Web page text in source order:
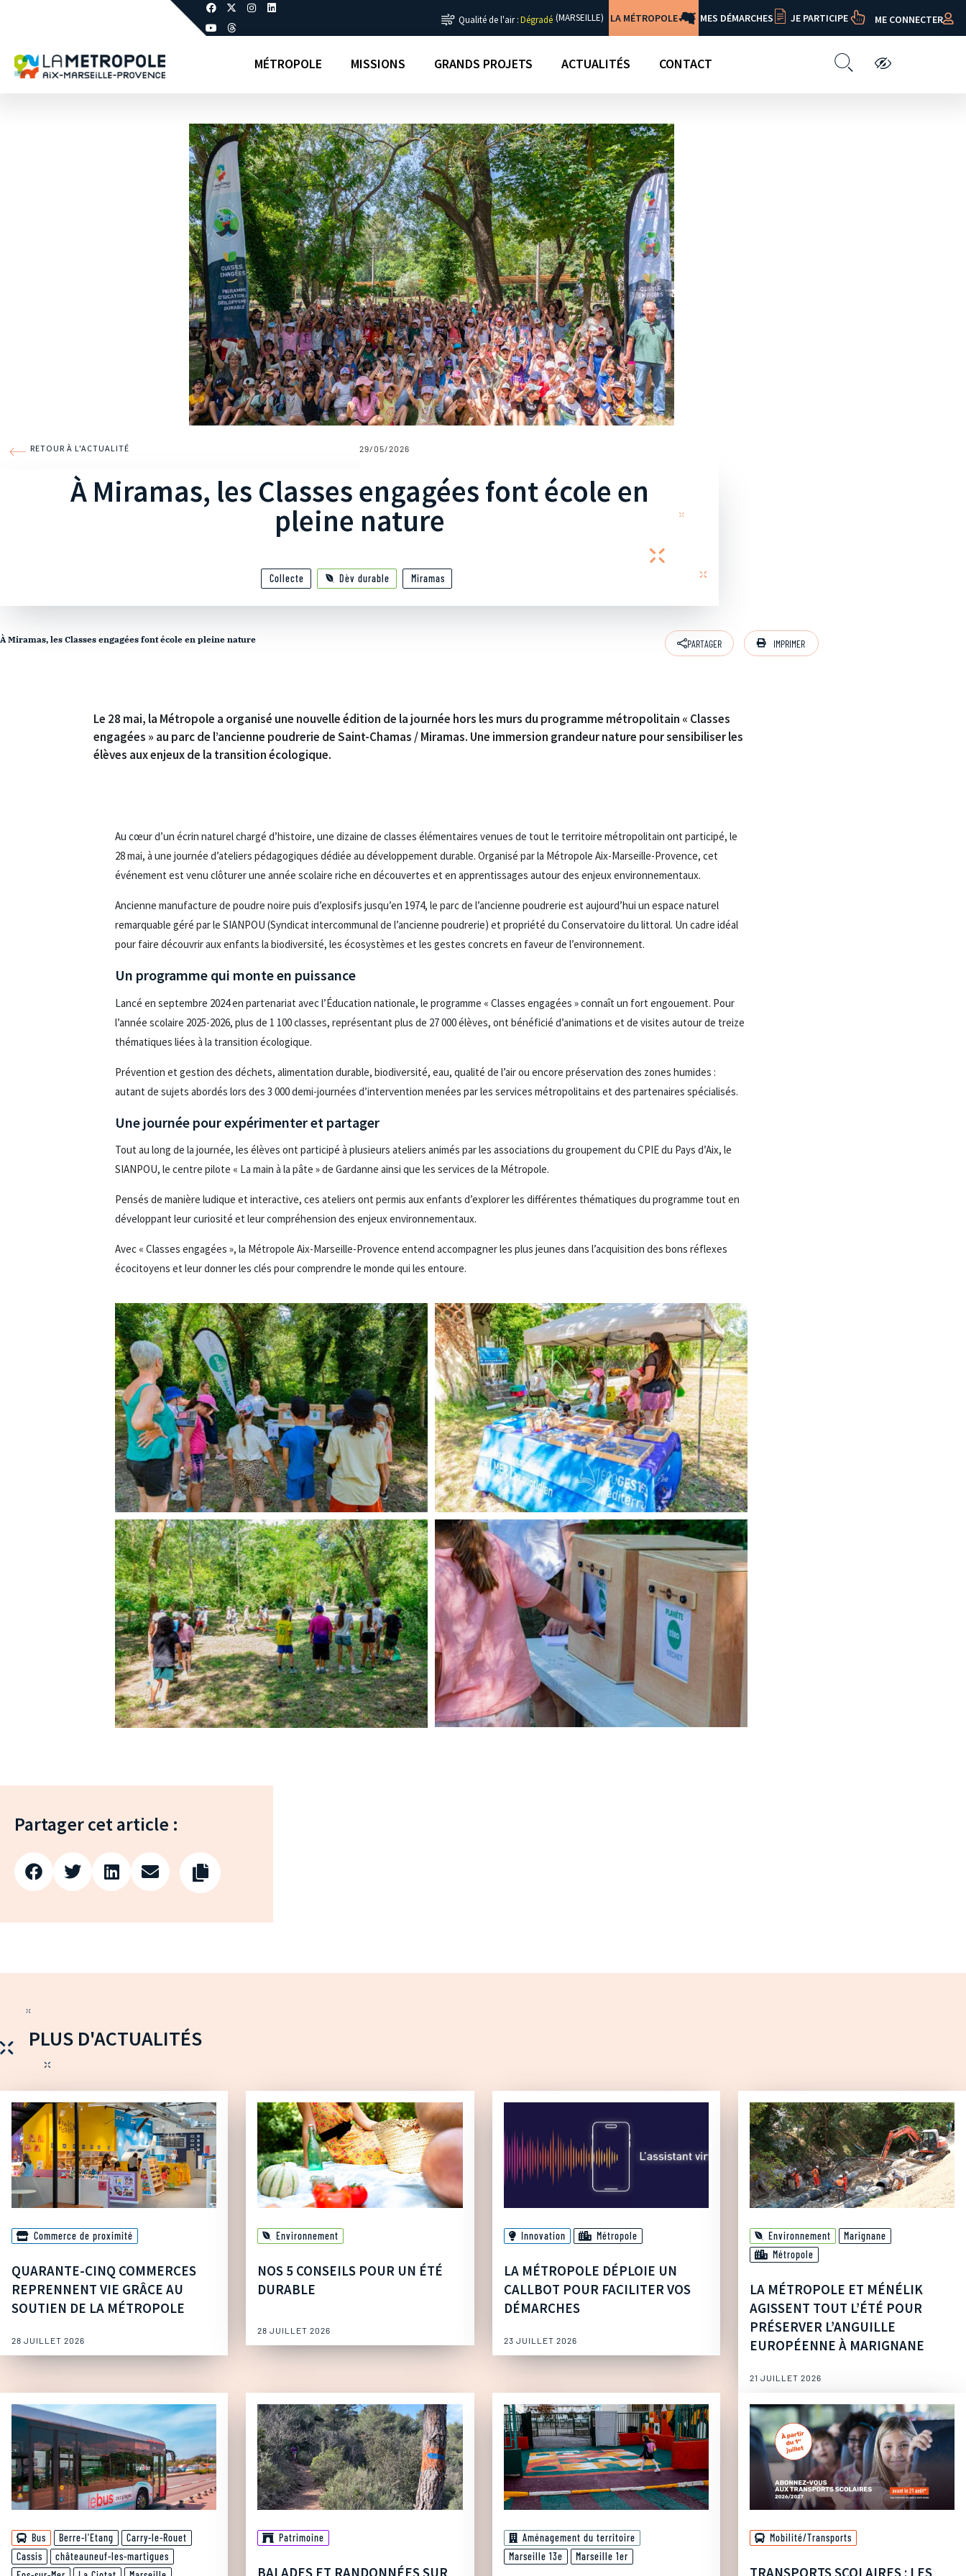
Qualité de l'air :Dégradé (MARSEILLE) LA MÉTROPOLE MES DÉMARCHES JE PARTICIPE ME CONNECTER
MÉTROPOLE MISSIONS GRANDS PROJETS ACTUALITÉS CONTACT
RETOUR À L'ACTUALITÉ 29/05/2026
À Miramas, les Classes engagées font école en
pleine nature
Collecte Dèv durable Miramas
À Miramas, les Classes engagées font école en pleine nature PARTAGER IMPRIMER
Le 28 mai, la Métropole a organisé une nouvelle édition de la journée hors les murs du programme métropolitain « Classes
engagées » au parc de l’ancienne poudrerie de Saint-Chamas / Miramas. Une immersion grandeur nature pour sensibiliser les
élèves aux enjeux de la transition écologique.
Au cœur d’un écrin naturel chargé d’histoire, une dizaine de classes élémentaires venues de tout le territoire métropolitain ont participé, le
28 mai, à une journée d’ateliers pédagogiques dédiée au développement durable. Organisé par la Métropole Aix-Marseille-Provence, cet
événement est venu clôturer une année scolaire riche en découvertes et en apprentissages autour des enjeux environnementaux.
Ancienne manufacture de poudre noire puis d’explosifs jusqu’en 1974, le parc de l’ancienne poudrerie est aujourd’hui un espace naturel
remarquable géré par le SIANPOU (Syndicat intercommunal de l’ancienne poudrerie) et propriété du Conservatoire du littoral. Un cadre idéal
pour faire découvrir aux enfants la biodiversité, les écosystèmes et les gestes concrets en faveur de l’environnement.
Un programme qui monte en puissance
Lancé en septembre 2024 en partenariat avec l’Éducation nationale, le programme « Classes engagées » connaît un fort engouement. Pour
l’année scolaire 2025-2026, plus de 1 100 classes, représentant plus de 27 000 élèves, ont bénéficié d’animations et de visites autour de treize
thématiques liées à la transition écologique.
Prévention et gestion des déchets, alimentation durable, biodiversité, eau, qualité de l’air ou encore préservation des zones humides :
autant de sujets abordés lors des 3 000 demi-journées d’intervention menées par les services métropolitains et des partenaires spécialisés.
Une journée pour expérimenter et partager
Tout au long de la journée, les élèves ont participé à plusieurs ateliers animés par les associations du groupement du CPIE du Pays d’Aix, le
SIANPOU, le centre pilote « La main à la pâte » de Gardanne ainsi que les services de la Métropole.
Pensés de manière ludique et interactive, ces ateliers ont permis aux enfants d’explorer les différentes thématiques du programme tout en
développant leur curiosité et leur compréhension des enjeux environnementaux.
Avec « Classes engagées », la Métropole Aix-Marseille-Provence entend accompagner les plus jeunes dans l’acquisition des bons réflexes
écocitoyens et leur donner les clés pour comprendre le monde qui les entoure.
Partager cet article :
PLUS D'ACTUALITÉS
Commerce de proximité
QUARANTE-CINQ COMMERCES
REPRENNENT VIE GRÂCE AU
SOUTIEN DE LA MÉTROPOLE
28 JUILLET 2026
Environnement
NOS 5 CONSEILS POUR UN ÉTÉ
DURABLE
28 JUILLET 2026
Innovation Métropole
LA MÉTROPOLE DÉPLOIE UN
CALLBOT POUR FACILITER VOS
DÉMARCHES
23 JUILLET 2026
Environnement
Marignane
Métropole
LA MÉTROPOLE ET MÉNÉLIK
AGISSENT TOUT L’ÉTÉ POUR
PRÉSERVER L’ANGUILLE
EUROPÉENNE À MARIGNANE
21 JUILLET 2026
Bus Berre-l'Etang
Carry-le-Rouet
Cassis
châteauneuf-les-martigues
Patrimoine
Aménagement du territoire
Marseille 13e
Marseille 1er
Mobilité/Transports